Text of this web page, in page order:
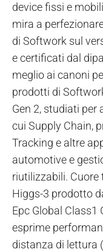
device fissi e
mira a
di Softwork sul
e certificati dal
meglio ai canoni
prodotti di
Gen 2, studiati
cui Supply Chain,
Tracking e altre
automotive e
riutilizzabili. Cuore
Higgs-3 prodotto
Epc Global Class1
esprime
distanza di lettura